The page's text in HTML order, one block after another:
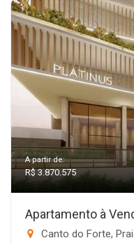
A partir de:
R$ 3.870.575
Apartamento à
Canto do Forte,